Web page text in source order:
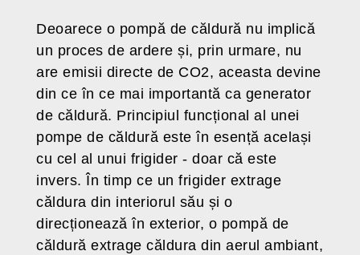
Deoarece o pompă de căldură nu implică
un proces de ardere și, prin urmare, nu
are emisii directe de CO2, aceasta devine
din ce în ce mai importantă ca generator
de căldură. Principiul funcțional al unei
pompe de căldură este în esență același
cu cel al unui frigider - doar că este
invers. În timp ce un frigider extrage
căldura din interiorul său și o
direcționează în exterior, o pompă de
căldură extrage căldura din aerul ambiant,